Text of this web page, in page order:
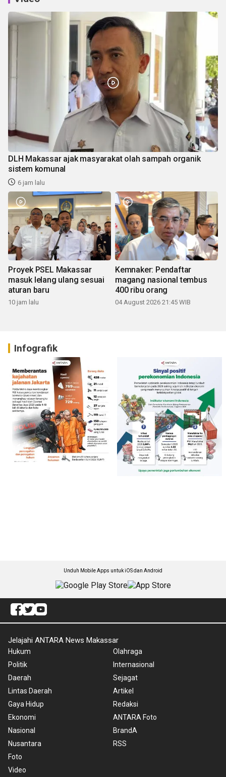
DLH Makassar ajak masyarakat olah sampah organik
sistem komunal
6 jam lalu
Proyek PSEL Makassar
masuk lelang ulang sesuai
aturan baru
10 jam lalu
Kemnaker: Pendaftar
magang nasional tembus
400 ribu orang
04 August 2026 21:45 WIB
Infografik
Unduh Mobile Apps untuk iOS dan Android
Jelajahi ANTARA News Makassar
Hukum
Politik
Daerah
Lintas Daerah
Gaya Hidup
Ekonomi
Nasional
Nusantara
Foto
Video
Olahraga
Internasional
Sejagat
Artikel
Redaksi
ANTARA Foto
BrandA
RSS